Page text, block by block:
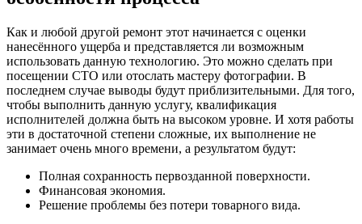
Как и любой другой ремонт этот начинается с оценки
нанесённого ущерба и представляется ли возможным
использовать данную технологию. Это можно сделать при
посещении СТО или отослать мастеру фотографии. В
последнем случае выводы будут приблизительными. Для того,
чтобы выполнить данную услугу, квалификация
исполнителей должна быть на высоком уровне. И хотя работы
эти в достаточной степени сложные, их выполнение не
занимает очень много времени, а результатом будут:
Полная сохранность первозданной поверхности.
Финансовая экономия.
Решение проблемы без потери товарного вида.